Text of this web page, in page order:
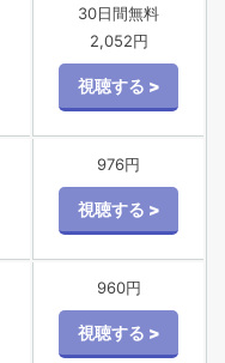
30日間無料
2,052円
976円
960円